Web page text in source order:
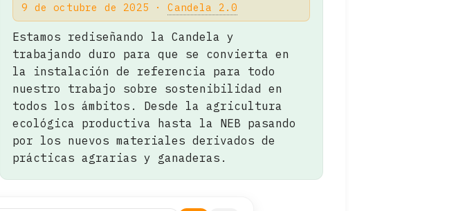
9 de octubre de 2025 ·Candela 2.0
Estamos rediseñando la Candela y
trabajando duro para que se convierta en
la instalación de referencia para todo
nuestro trabajo sobre sostenibilidad en
todos los ámbitos. Desde la agricultura
ecológica productiva hasta la NEB pasando
por los nuevos materiales derivados de
prácticas agrarias y ganaderas.